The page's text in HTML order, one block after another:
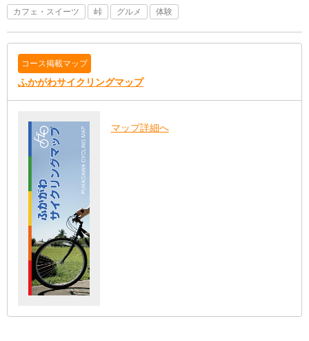
カフェ・スイーツ 峠 グルメ 体験
コース掲載マップ
ふかがわサイクリングマップ
マップ詳細へ